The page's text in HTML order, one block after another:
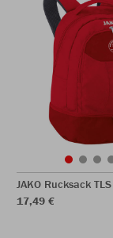
JAKO Rucksack TLS
17,49 €